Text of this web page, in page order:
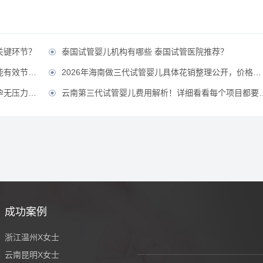
环节？  泰国试管婴儿机构有哪些 泰国试管医院推荐？
用？？  2026年海南做三代试管婴儿具体花销整理公开，价格不贵直接冲！？
力！？  云南第三代试管婴儿费用解析！详细看看每个项目都要花多少钱？
成功案例
浙江温州X女士
云南昆明X女士